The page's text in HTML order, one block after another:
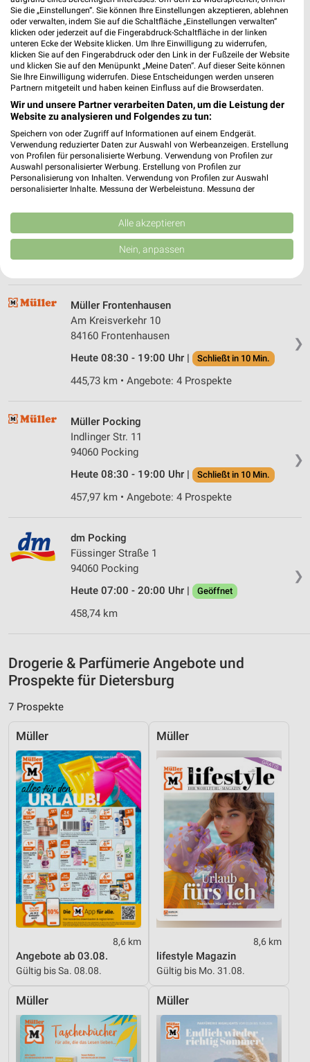
Heute 07:00 - 20:00 Uhr | Geöffnet
474,00 km • Angebote: 3 Prospekte
dm Landau a.d.Isar
Bahnhofstraße 2
94405 Landau a.d.Isar
Heute 08:00 - 20:00 Uhr |
429,85 km
Rossmann Fürstenzell
94081 Fürstenzell
Heute 08:00 - 20:00 Uhr | Geöffnet
❯
Müller Frontenhausen
Am Kreisverkehr 10
84160 Frontenhausen
Heute 08:30 - 19:00 Uhr |
Schließt in 10 Min.
445,73 km • Angebote: 4 Prospekte
❯
Müller Pocking
Indlinger Str. 11
94060 Pocking
Heute 08:30 - 19:00 Uhr |
Schließt in 10 Min.
457,97 km • Angebote: 4 Prospekte
❯
dm Pocking
Füssinger Straße 1
94060 Pocking
Heute 07:00 - 20:00 Uhr |
Geöffnet
458,74 km
Drogerie & Parfümerie Angebote und
Prospekte für Dietersburg
7 Prospekte
Müller
8,6 km
Angebote ab 03.08.
Gültig bis Sa. 08.08.
Müller
8,6 km
lifestyle Magazin
Gültig bis Mo. 31.08.
Müller Müller
Sie die „Einstellungen“. Sie können Ihre Einstellungen akzeptieren, ablehnen
oder verwalten, indem Sie auf die Schaltfläche „Einstellungen verwalten“
klicken oder jederzeit auf die Fingerabdruck-Schaltfläche in der linken
unteren Ecke der Website klicken. Um Ihre Einwilligung zu widerrufen,
klicken Sie auf den Fingerabdruck oder den Link in der Fußzeile der Website
und klicken Sie auf den Menüpunkt „Meine Daten“. Auf dieser Seite können
Sie Ihre Einwilligung widerrufen. Diese Entscheidungen werden unseren
Partnern mitgeteilt und haben keinen Einfluss auf die Browserdaten.
Wir und unsere Partner verarbeiten Daten, um die Leistung der
Website zu analysieren und Folgendes zu tun:
Speichern von oder Zugriff auf Informationen auf einem Endgerät.
Verwendung reduzierter Daten zur Auswahl von Werbeanzeigen. Erstellung
von Profilen für personalisierte Werbung. Verwendung von Profilen zur
Auswahl personalisierter Werbung. Erstellung von Profilen zur
Personalisierung von Inhalten. Verwendung von Profilen zur Auswahl
personalisierter Inhalte. Messung der Werbeleistung. Messung der
Kombinationen von Daten aus verschiedenen Quellen. Entwicklung und
Verbesserung der Angebote. Verwendung reduzierter Daten zur Auswahl
von Inhalten.
Daten können außerhalb der Europäischen Union weitergegeben und in die
USA gesendet werden.
Website/App.
Partnerliste anzeigen (1 IAB-Anbieter)
Wir nutzen Ihre Daten für folgende Zwecke:
IAB-Verarbeitungszwecke:
Speichern von oder Zugriff auf Informationen
Erstellung von Profilen für personalisierte
Verwendung von Profilen zur Auswahl
Verwendung von Profilen zur Auswahl
personalisierter Inhalte
Messung der Werbeleistung
Kombinationen von Daten aus verschiedenen
Quellen
Entwicklung und Verbesserung der Angebote
Verwendung reduzierter Daten zur Auswahl von
IAB-Besonderheiten:
Verwendung genauer Standortdaten
Geräte anhand von aktiv angeforderten
Informationen identifizieren
Nicht-IAB-Verarbeitungszwecke:
Notwendig
Performance
Funktional
Werbung
Alle akzeptieren
Nein, anpassen